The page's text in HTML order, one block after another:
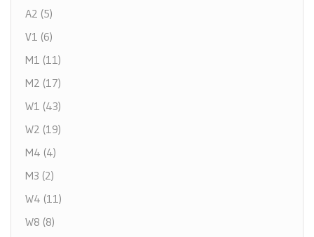
A2 (5)
V1 (6)
M1 (11)
M2 (17)
W1 (43)
W2 (19)
M4 (4)
M3 (2)
W4 (11)
W8 (8)